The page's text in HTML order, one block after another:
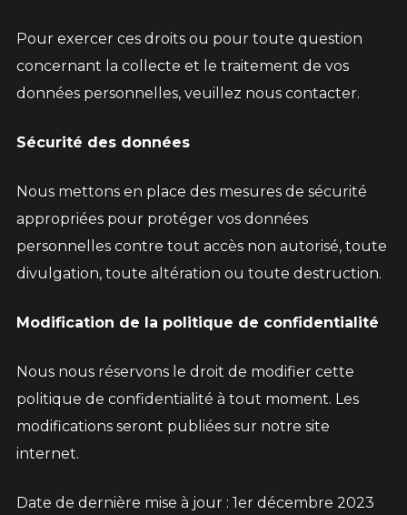
Pour exercer ces droits ou pour toute question
concernant la collecte et le traitement de vos
données personnelles, veuillez nous contacter.
Sécurité des données
Nous mettons en place des mesures de sécurité
appropriées pour protéger vos données
personnelles contre tout accès non autorisé, toute
divulgation, toute altération ou toute destruction.
Modification de la politique de confidentialité
Nous nous réservons le droit de modifier cette
politique de confidentialité à tout moment. Les
modifications seront publiées sur notre site
internet.
Date de dernière mise à jour : 1er décembre 2023